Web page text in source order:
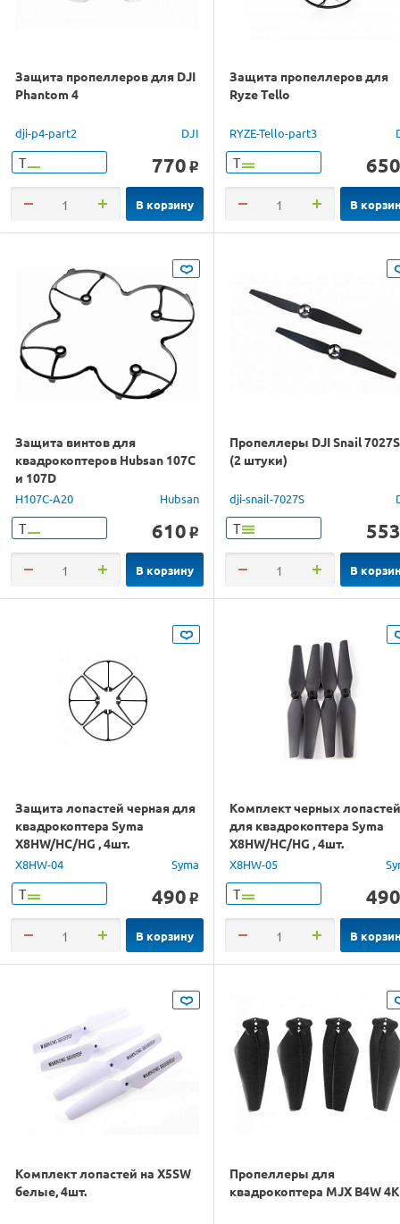
Защита пропеллеров для DJI
Phantom 4
dji-p4-part2 DJI
Т 770 o
В корзину
Защита пропеллеров для
Ryze Tello
RYZE-Tello-part3
Т 650
В
Защита винтов для
квадрокоптеров Hubsan 107C
и 107D
H107C-A20 Hubsan
Т 610 o
В корзину
Пропеллеры DJI Snail 7027S
(2 штуки)
dji-snail-7027S
Т 553
В
Защита лопастей черная для
квадрокоптера Syma
X8HW/HC/HG , 4шт.
X8HW-04 Syma
Т 490 o
В корзину
Комплект черных лопастей
для квадрокоптера Syma
X8HW/HC/HG , 4шт.
X8HW-05
Т 490
В
Комплект лопастей на X5SW
белые, 4шт.
Пропеллеры для
квадрокоптера MJX B4W 4K